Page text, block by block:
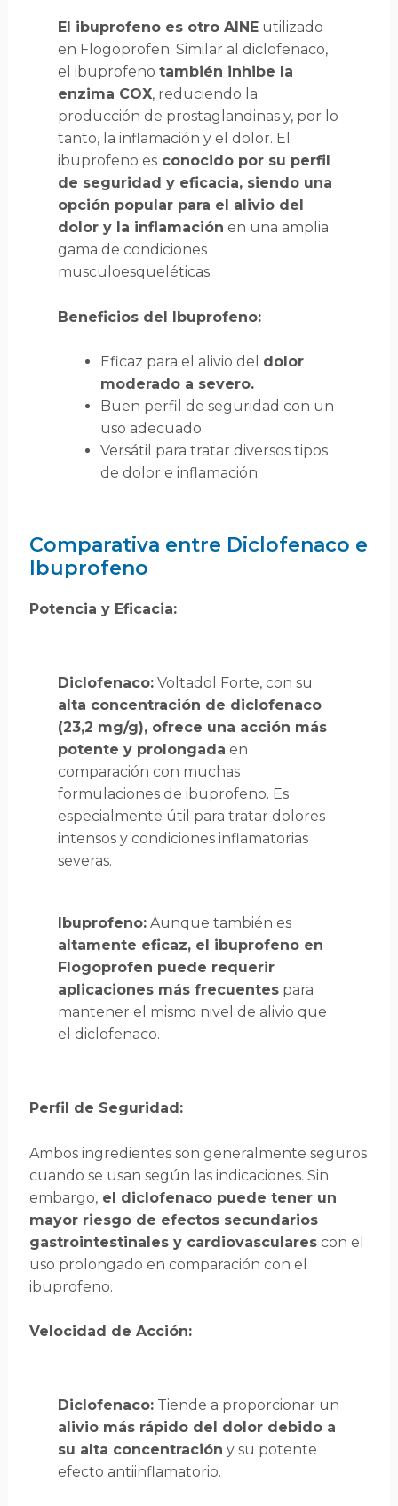
El ibuprofeno es otro AINEutilizado
en Flogoprofen. Similar al diclofenaco,
el ibuprofeno también inhibe la
enzima COX, reduciendo la
producción de prostaglandinas y, por lo
tanto, la inflamación y el dolor. El
ibuprofeno esconocido por su perfil
de seguridad y eficacia, siendo una
opción popular para el alivio del
dolor y la inflamación en una amplia
gama de condiciones
musculoesqueléticas.
Beneficios del Ibuprofeno:
Eficaz para el alivio del dolor
moderado a severo.
Buen perfil de seguridad con un
uso adecuado.
Versátil para tratar diversos tipos
de dolor e inflamación.
Comparativa entre Diclofenaco e
Ibuprofeno
Potencia y Eficacia:
Diclofenaco:Voltadol Forte, con su
alta concentración de diclofenaco
(23,2 mg/g), ofrece una acción más
potente y prolongada en
comparación con muchas
formulaciones de ibuprofeno. Es
especialmente útil para tratar dolores
intensos y condiciones inflamatorias
severas.
Ibuprofeno:Aunque también es
altamente eficaz, el ibuprofeno en
Flogoprofen puede requerir
aplicaciones más frecuentespara
mantener el mismo nivel de alivio que
el diclofenaco.
Perfil de Seguridad:
Ambos ingredientes son generalmente seguros
cuando se usan según las indicaciones. Sin
embargo,el diclofenaco puede tener un
mayor riesgo de efectos secundarios
gastrointestinales y cardiovascularescon el
uso prolongado en comparación con el
ibuprofeno.
Velocidad de Acción:
Diclofenaco:Tiende a proporcionar un
alivio más rápido del dolor debido a
su alta concentración y su potente
efecto antiinflamatorio.